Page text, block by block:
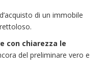
di un immobile
con chiarezza le
del preliminare vero e